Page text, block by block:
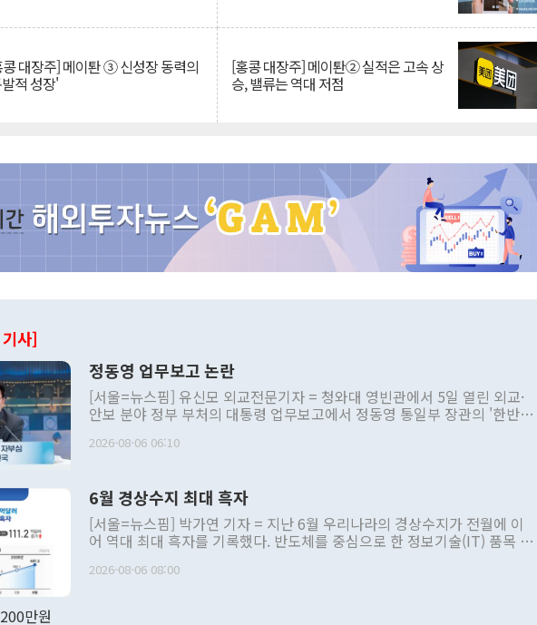
대장주] 메이퇀 ③ 신성장 동력의
적 성장'
[홍콩 대장주] 메이퇀② 실적은 고속 상
승, 밸류는 역대 저점
사]
정동영 업무보고 논란
[서울=뉴스핌] 유신모 외교전문기자 = 청와대 영빈관에서 5일 열린 외교·
안보 분야 정부 부처의 대통령 업무보고에서 정동영 통일부 장관의 '한반도
발언 중에는 정부 내 조율을 거치지 않은 사안을 정책으로 추진하겠다고 공
주의적 희망에 근거한 비현실적 구상'이라는 비판을 내놨다. 그동안 정 장
관의 대북 정책 관련 발언이 물의를 빚은 적은 여러 번 있지만 대통령과 유
관 부처 장관이 공개적으로 부정적 입장을 표명한 것은 이례적이다. 정 장
관의 무리한 대북 접근법과 월권을 제어해야 한다는 목소리도 높아지고 있
다. [정동영 통일부 장관이 지난달 23일 오후 서울 종로구 정부서울청사에
2026-08-06 06:10
6월 경상수지 최대 흑자
[서울=뉴스핌] 박가연 기자 = 지난 6월 우리나라의 경상수지가 전월에 이
어 역대 최대 흑자를 기록했다. 반도체를 중심으로 한 정보기술(IT) 품목 수
료=한국은행] 한국은행이 6일 발표한 '2026년 6월 국제수지(잠정)'에 따르
2026-08-06 08:00
만원